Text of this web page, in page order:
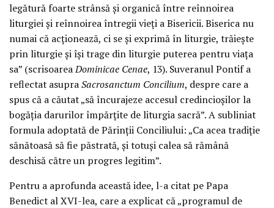
legătură foarte strânsă și organică între reînnoirea
liturgiei și reînnoirea întregii vieți a Bisericii. Biserica nu
numai că acționează, ci se și exprimă în liturgie, trăiește
prin liturgie și își trage din liturgie puterea pentru viața
sa” (scrisoareaDominicae Cenae, 13). Suveranul Pontif a
reflectat asupraSacrosanctum Concilium, despre care a
spus că a căutat „să încurajeze accesul credincioșilor la
bogăția darurilor împărțite de liturgia sacră”. A subliniat
formula adoptată de Părinții Conciliului: „Ca acea tradiție
sănătoasă să fie păstrată, și totuși calea să rămână
deschisă către un progres legitim”.
Pentru a aprofunda această idee, l-a citat pe Papa
Benedict al XVI-lea, care a explicat că „programul de